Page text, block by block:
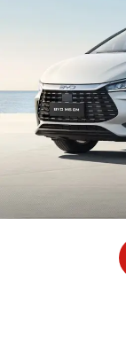
Simulasi Kredit
Lainnya
Kontak